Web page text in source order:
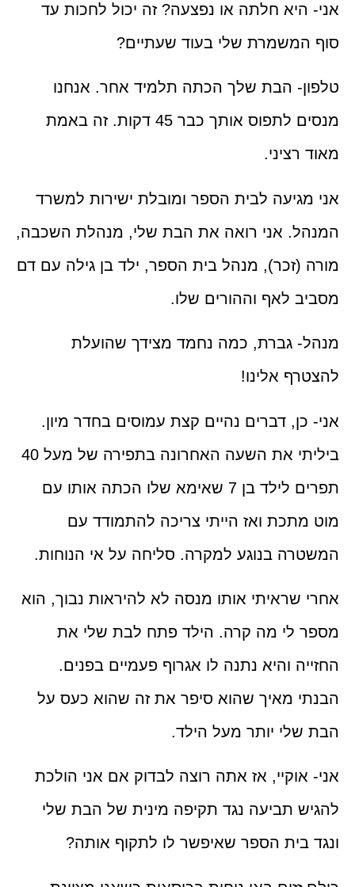
חלתה או נפצעה? זה יכול לחכות עד
שלי בעוד שעתיים?
הבת שלך הכתה תלמיד אחר. אנחנו
מנסים לתפוס אותך כבר 45 דקות. זה באמת
לבית הספר ומובלת ישירות למשרד
אני רואה את הבת שלי, מנהלת השכבה,
(זכר), מנהל בית הספר, ילד בן גילה עם דם
לאף וההורים שלו.
גברת, כמה נחמד מצידך שהועלת
אלינו!
דברים נהיים קצת עמוסים בחדר מיון.
ביליתי את השעה האחרונה בתפירה של מעל 40
תפרים לילד בן 7 שאימא שלו הכתה אותו עם
ואז הייתי צריכה להתמודד עם
בנוגע למקרה. סליחה על אי הנוחות.
אותו מנסה לא להיראות נבוך, הוא
לי מה קרה. הילד פתח לבת שלי את
והיא נתנה לו אגרוף פעמיים בפנים.
מאיך שהוא סיפר את זה שהוא כעס על
יותר מעל הילד.
אז אתה רוצה לבדוק אם אני הולכת
תביעה נגד תקיפה מינית של הבת שלי
בית הספר שאיפשר לו לתקוף אותה?